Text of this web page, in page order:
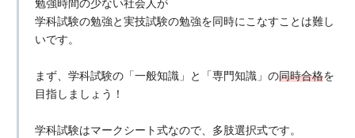
勉強時間の少ない社会人が
学科試験の勉強と実技試験の勉強を同時にこなすことは難し
いです。
まず、学科試験の「一般知識」と「専門知識」の同時合格を
目指しましょう！
学科試験はマークシート式なので、多肢選択式です。